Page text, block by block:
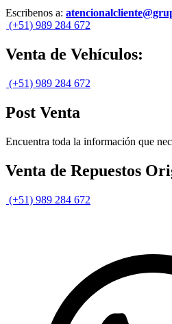
Escribenos a:
(+51) 989 284 672
Venta de Vehículos:
(+51) 989 284 672
Post Venta
Encuentra toda la información
Venta de Repuestos
(+51) 989 284 672